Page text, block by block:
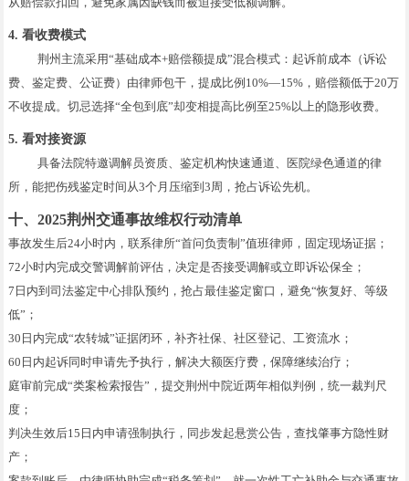
4. 看收费模式
荆州主流采用“基础成本+赔偿额提成”混合模式：起诉前成本（诉讼
费、鉴定费、公证费）由律师包干，提成比例10%—15%，赔偿额低于20万
不收提成。切忌选择“全包到底”却变相提高比例至25%以上的隐形收费。
5. 看对接资源
具备法院特邀调解员资质、鉴定机构快速通道、医院绿色通道的律
所，能把伤残鉴定时间从3个月压缩到3周，抢占诉讼先机。
十、2025荆州交通事故维权行动清单
事故发生后24小时内，联系律所“首问负责制”值班律师，固定现场证据；
72小时内完成交警调解前评估，决定是否接受调解或立即诉讼保全；
7日内到司法鉴定中心排队预约，抢占最佳鉴定窗口，避免“恢复好、等级
低”；
30日内完成“农转城”证据闭环，补齐社保、社区登记、工资流水；
60日内起诉同时申请先予执行，解决大额医疗费，保障继续治疗；
庭审前完成“类案检索报告”，提交荆州中院近两年相似判例，统一裁判尺
度；
判决生效后15日内申请强制执行，同步发起悬赏公告，查找肇事方隐性财
产；